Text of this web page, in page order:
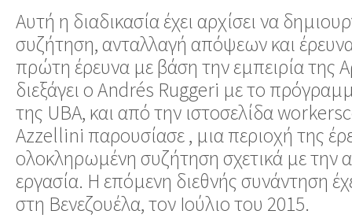
Αυτή η διαδικασία έχει αρχίσει να
συζήτηση, ανταλλαγή απόψεων και
πρώτη έρευνα με βάση την εμπειρία της
διεξάγει ο Andrés Ruggeri με το
της UBA, και από την ιστοσελίδα
Azzellini παρουσίασε , μια περιοχή της
ολοκληρωμένη συζήτηση σχετικά με την
εργασία. Η επόμενη διεθνής συνάντηση
στη Βενεζουέλα, τον Ιούλιο του 2015.